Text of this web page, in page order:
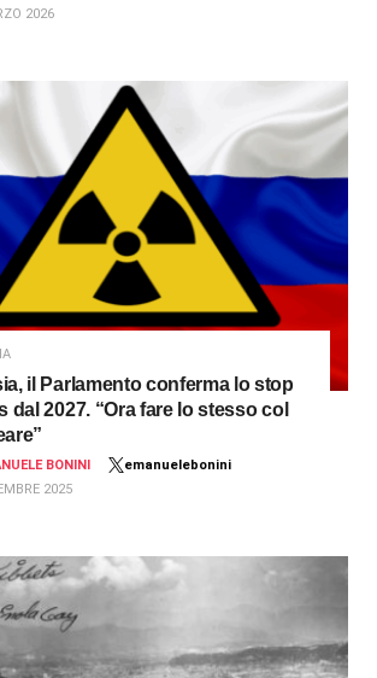
2026
il Parlamento conferma lo stop
dal 2027. “Ora fare lo stesso col
BONINI
emanuelebonini
2025